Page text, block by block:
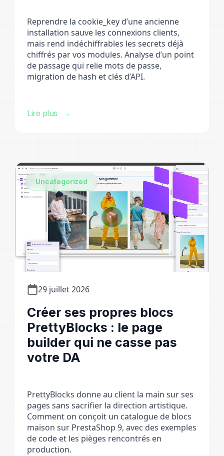
Reprendre la cookie_key d’une ancienne
installation sauve les connexions clients,
mais rend indéchiffrables les secrets déjà
chiffrés par vos modules. Analyse d’un point
de passage qui relie mots de passe,
migration de hash et clés d’API.
Lire plus
Uncategorized
29 juillet 2026
Créer ses propres blocs
PrettyBlocks : le page
builder qui ne casse pas
votre DA
PrettyBlocks donne au client la main sur ses
pages sans sacrifier la direction artistique.
Comment on conçoit un catalogue de blocs
maison sur PrestaShop 9, avec des exemples
de code et les pièges rencontrés en
production.